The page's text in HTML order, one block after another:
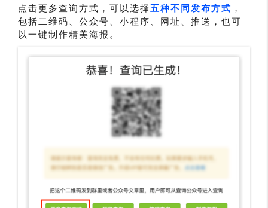
点击更多查询方式，可以选择五种不同发布方式 ，
包括二维码、公众号、小程序、网址、推送，也可
以一键制作精美海报。